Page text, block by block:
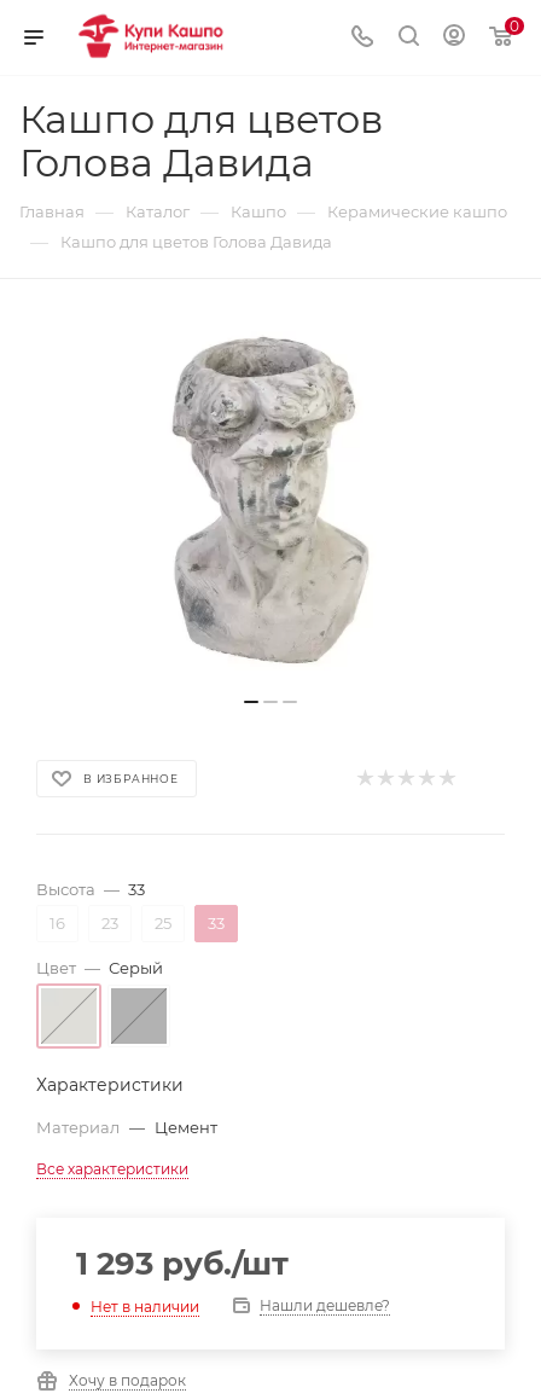
0
Кашпо для цветов
Голова Давида
Главная — Каталог — Кашпо — Керамические кашпо
— Кашпо для цветов Голова Давида
В ИЗБРАННОЕ
Высота — 33
16
23 25 33
Цвет — Серый
Характеристики
Материал — Цемент
Все характеристики
1 293 руб./шт
Нет в наличии Нашли дешевле?
Хочу в подарок